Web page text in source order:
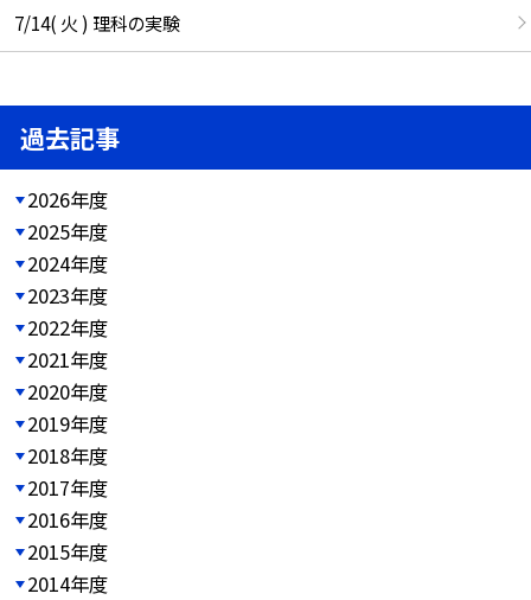
7/14( 火 ) 理科の実験
過去記事
2026年度
2025年度
2024年度
2023年度
2022年度
2021年度
2020年度
2019年度
2018年度
2017年度
2016年度
2015年度
2014年度